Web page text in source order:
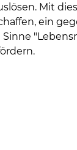
Mit
ein
Sinne